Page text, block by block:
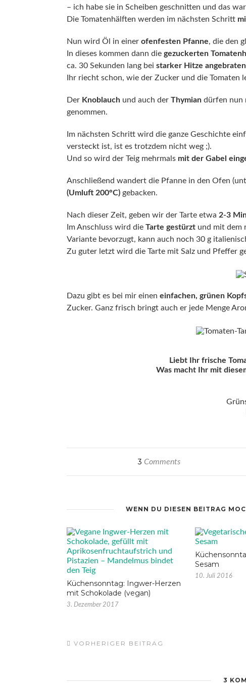
– ich habe sie in Scheiben geschnitten und das
Die Tomatenhälften werden im nächsten Schritt
Nun wird Öl in einer ofenfesten Pfanne, die den
In dieses kommen dann die gezuckerten
ca. 30 Sekunden lang bei starker Hitze angebraten
Ihr riecht schon, wie der Zucker und die Tomaten
Der Knoblauch und auch der Thymian dürfen nun
genommen.
Im nächsten Schritt wird die ganze Geschichte
versteckt ist, ist es trotzdem nicht weg ;).
Und so wird der Teig mehrmals mit der Gabel
Anschließend wandert die Pfanne in den Ofen
(Umluft 200°C) gebacken.
Nach dieser Zeit, geben wir der Tarte etwa 2-3
Im Anschluss wird die Tarte gestürzt und mit dem
Variante bevorzugt, kann auch noch 30 g
Zu guter letzt wird die Tarte mit Salz und Pfeffer
Dazu gibt es bei mir einen einfachen, grünen
Zucker. Ganz frisch bringt auch er jede Menge
Liebt Ihr frische
Was macht Ihr mit
3 Comments
WENN DU DIESEN BEITRAG
Küchensonntag: Ingwer-Herzen
mit Schokolade (vegan)
3. Dezember 2017
Sesam
10. Juli 2016
VORHERIGER BEITRAG
3